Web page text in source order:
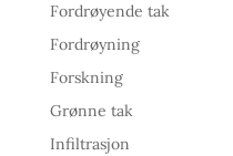
Fordrøyende tak
Fordrøyning
Forskning
Grønne tak
Infiltrasjon